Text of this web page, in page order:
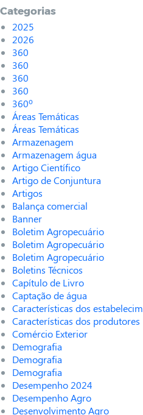
Categorias
2025
2026
360
360
360
360
360º
Áreas Temáticas
Áreas Temáticas
Armazenagem
Armazenagem água
Artigo Científico
Artigo de Conjuntura
Artigos
Balança comercial
Banner
Boletim Agropecuário
Boletim Agropecuário
Boletim Agropecuário
Boletins Técnicos
Capítulo de Livro
Captação de água
Características dos
Características dos produtores
Comércio Exterior
Demografia
Demografia
Demografia
Desempenho 2024
Desempenho Agro
Desenvolvimento Agro